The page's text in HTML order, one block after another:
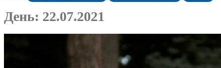
День: 22.07.2021